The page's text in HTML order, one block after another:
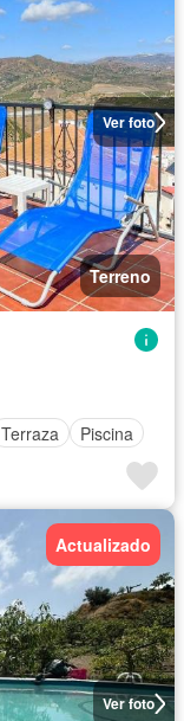
Ver foto
Terreno
Terraza Piscina
Ver foto
Actualizado